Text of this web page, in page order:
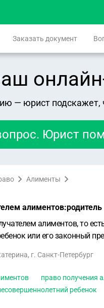
Заказать документ
онлайн-
— юрист подскажет,
Юрист
Алименты
алиментов, то
или его законный
, г. Санкт-Петербург
право получения
ребенок